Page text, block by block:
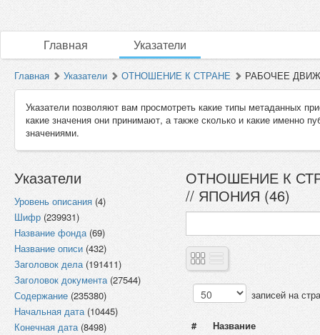
Главная Указатели
Главная Указатели ОТНОШЕНИЕ К СТРАНЕ РАБОЧЕЕ
Указатели позволяют вам просмотреть какие типы метаданных
какие значения они принимают, а также сколько и какие именно
значениями.
Указатели
Уровень описания (4)
Шифр (239931)
Название фонда(69)
Название описи (432)
Заголовок дела(191411)
Заголовок документа(27544)
Содержание (235380)
Начальная дата(10445)
Конечная дата(8498)
ОТНОШЕНИЕ К
// ЯПОНИЯ (46)
записей на
#
Название